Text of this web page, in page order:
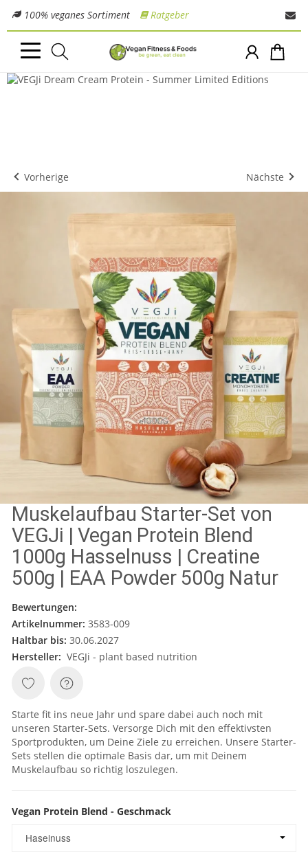
100% veganes Sortiment Ratgeber
Vorherige Nächste
Muskelaufbau Starter-Set von
VEGJi | Vegan Protein Blend
1000g Hasselnuss | Creatine
500g | EAA Powder 500g Natur
Bewertungen:
Artikelnummer: 3583-009
Haltbar bis: 30.06.2027
Hersteller: VEGJi - plant based nutrition
Starte fit ins neue Jahr und spare dabei auch noch mit
unseren Starter-Sets. Versorge Dich mit den effektivsten
Sportprodukten, um Deine Ziele zu erreichen. Unsere Starter-
Sets stellen die optimale Basis dar, um mit Deinem
Muskelaufbau so richtig loszulegen.
Vegan Protein Blend - Geschmack
Haselnuss